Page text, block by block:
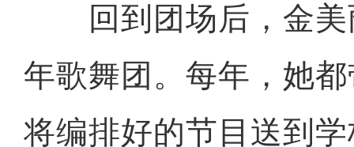
回到团场后，金美
年歌舞团。每年，她
将编排好的节目送到